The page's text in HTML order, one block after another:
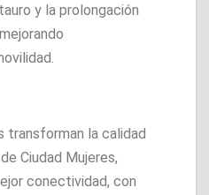
y la prolongación
transforman la calidad
Ciudad Mujeres,
conectividad, con